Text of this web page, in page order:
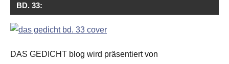
BD. 33:
DAS GEDICHT blog wird präsentiert von